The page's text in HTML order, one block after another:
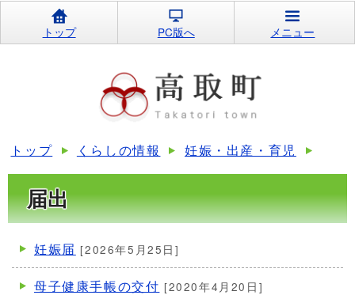
トップ PC版へ メニュー
トップ くらしの情報 妊娠・出産・育児
届出
妊娠届 [2026年5月25日]
母子健康手帳の交付 [2020年4月20日]